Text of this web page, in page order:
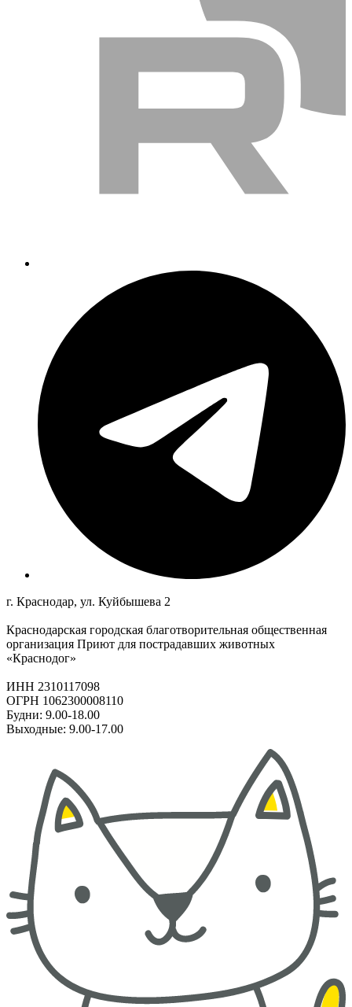
г. Краснодар, ул. Куйбышева 2
Краснодарская городская благотворительная общественная
организация Приют для пострадавших животных
«Краснодог»
ИНН 2310117098
ОГРН 1062300008110
Будни: 9.00-18.00
Выходные: 9.00-17.00